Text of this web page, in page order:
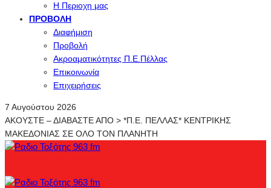
Η Περιοχη μας
ΠΡΟΒΟΛΉ
Διαφήμιση
Προβολή
Ακροαματικότητες Π.Ε.Πέλλας
Επικοινωνία
Επιχειρήσεις
7 Αυγούστου 2026
ΑΚΟΥΣΤΕ – ΔΙΑΒΑΣΤΕ ΑΠΟ > *Π.Ε. ΠΕΛΛΑΣ* ΚΕΝΤΡΙΚΗΣ
ΜΑΚΕΔΟΝΙΑΣ ΣΕ ΟΛΟ ΤΟΝ ΠΛΑΝΗΤΗ